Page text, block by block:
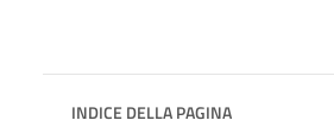
INDICE DELLA PAGINA